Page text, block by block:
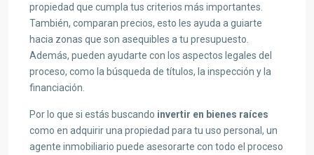
propiedad que cumpla tus criterios más importantes.
También, comparan precios, esto les ayuda a guiarte
hacia zonas que son asequibles a tu presupuesto.
Además, pueden ayudarte con los aspectos legales del
proceso, como la búsqueda de títulos, la inspección y la
financiación.
Por lo que si estás buscando invertir en bienes raíces
como en adquirir una propiedad para tu uso personal, un
agente inmobiliario puede asesorarte con todo el proceso